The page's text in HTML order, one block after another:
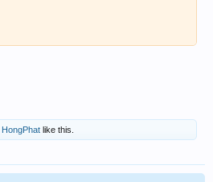
HongPhat like this.